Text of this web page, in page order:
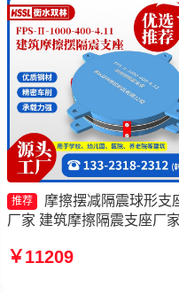
推荐
摩擦摆减隔震球形支
厂家 建筑摩擦隔震支座厂
摆支座厂家
￥11209